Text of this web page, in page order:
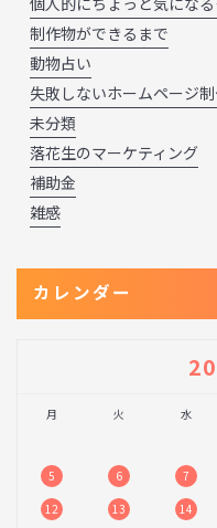
制作物ができるまで
動物占い
失敗しないホームページ
未分類
落花生のマーケティング
補助金
雑感
カレンダー
月 火 水
5
6 7
12
13 14